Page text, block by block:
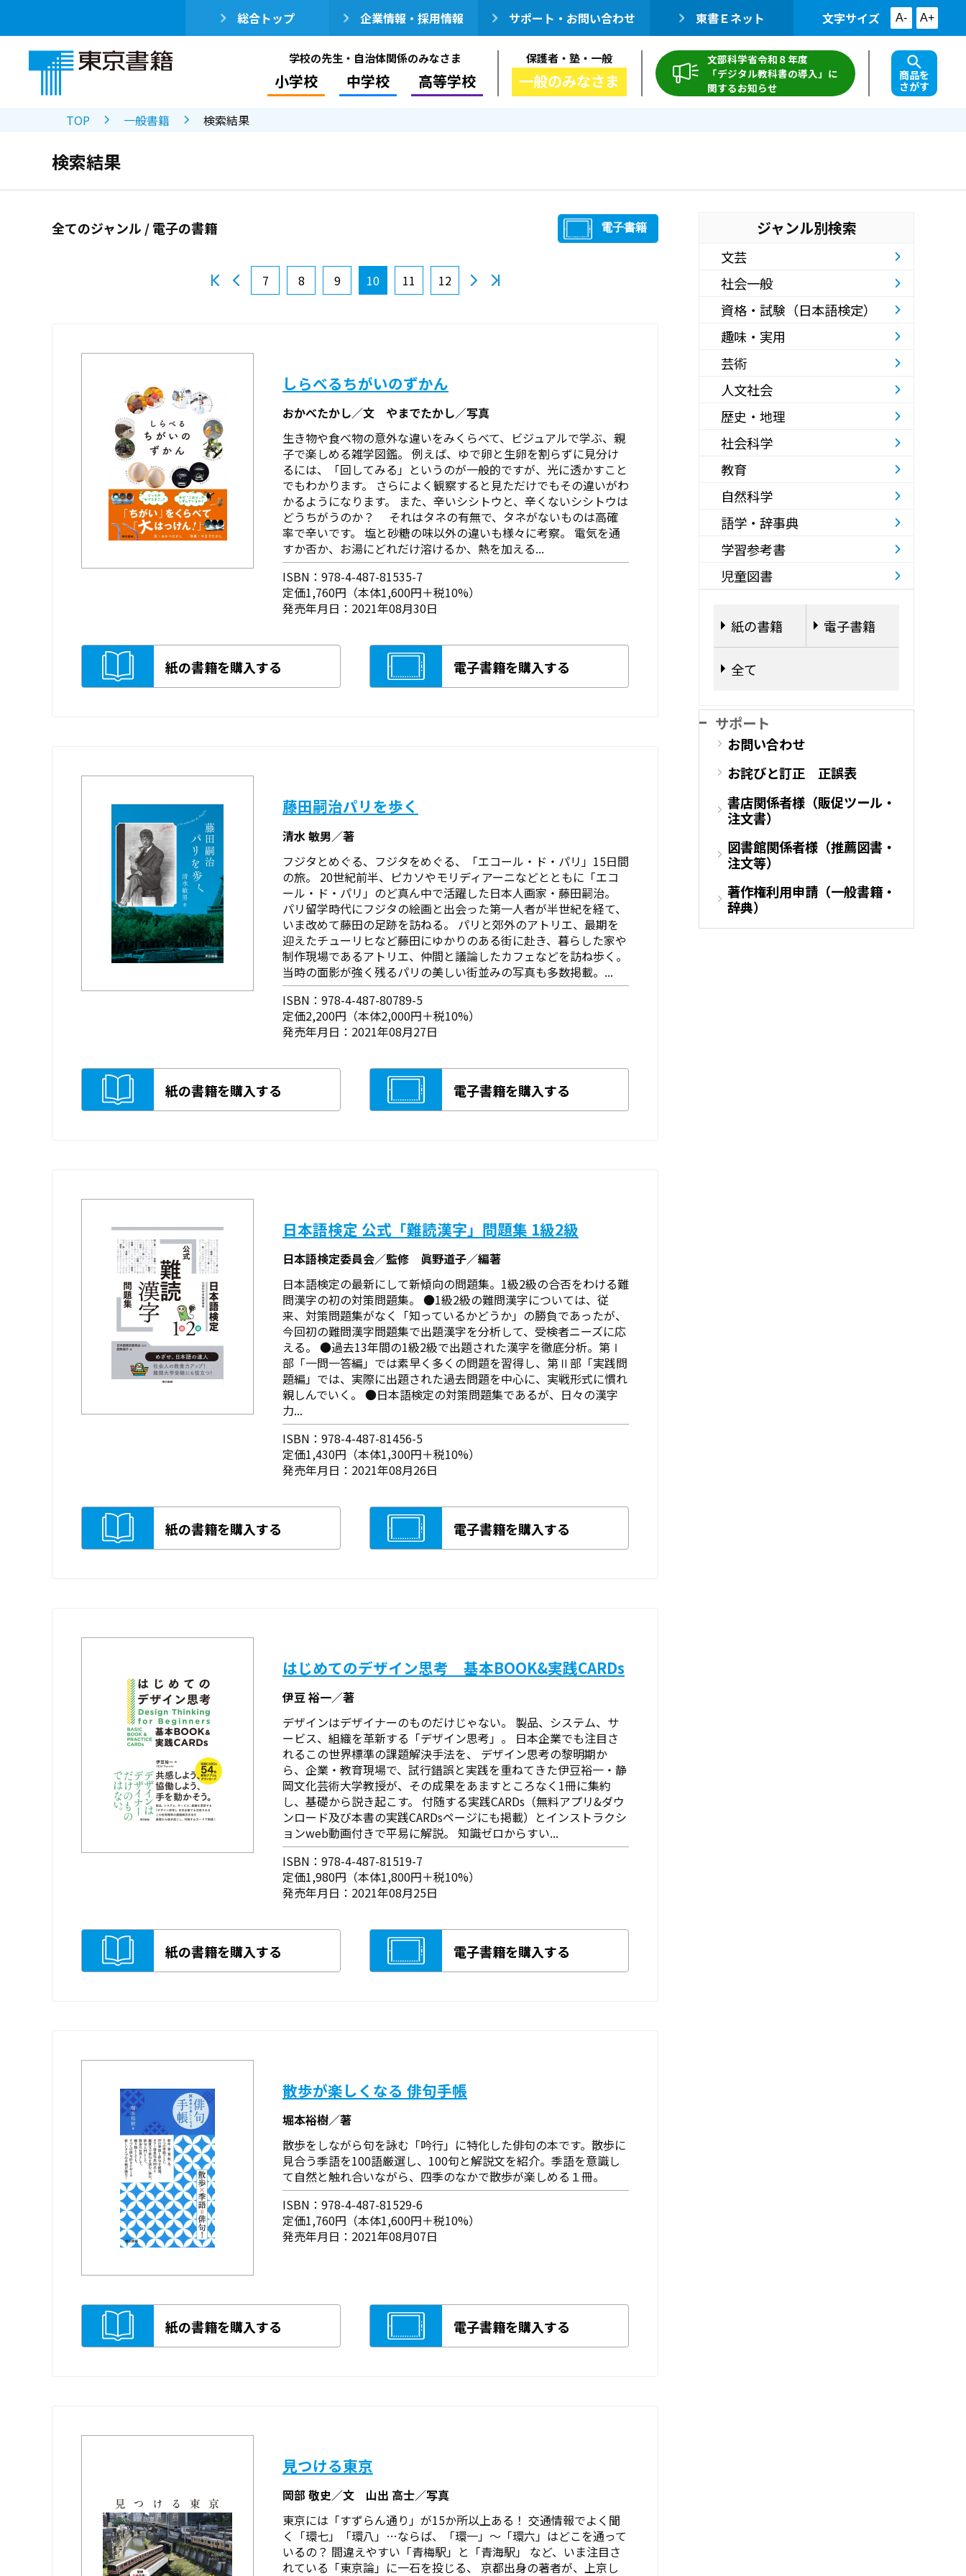
総合トップ 企業情報・採用情報 サポート・お問い合わせ 東書Ｅネット 文字サイズ A- A+
学校の先生・自治体関係のみなさま
小学校 中学校 高等学校
保護者・塾・一般
一般のみなさま
文部科学省令和８年度
「デジタル教科書の導入」に
関するお知らせ
商品を
さがす
TOP 一般書籍 検索結果
検索結果
全てのジャンル / 電子の書籍 電子書籍
7 8 9 10 11 12
しらべるちがいのずかん
おかべたかし／文 やまでたかし／写真
生き物や食べ物の意外な違いをみくらべて、ビジュアルで学ぶ、親
子で楽しめる雑学図鑑。 例えば、ゆで卵と生卵を割らずに見分け
るには、「回してみる」というのが一般的ですが、光に透かすこと
でもわかります。 さらによく観察すると見ただけでもその違いがわ
かるようになります。 また、辛いシシトウと、辛くないシシトウは
どうちがうのか？ それはタネの有無で、タネがないものは高確
率で辛いです。 塩と砂糖の味以外の違いも様々に考察。 電気を通
すか否か、お湯にどれだけ溶けるか、熱を加える...
ISBN：978-4-487-81535-7
定価1,760円（本体1,600円＋税10%）
発売年月日：2021年08月30日
紙の書籍を購入する 電子書籍を購入する
藤田嗣治パリを歩く
清水 敏男／著
フジタとめぐる、フジタをめぐる、「エコール・ド・パリ」15日間
の旅。 20世紀前半、ピカソやモリディアーニなどとともに「エコ
ール・ド・パリ」のど真ん中で活躍した日本人画家・藤田嗣治。
パリ留学時代にフジタの絵画と出会った第一人者が半世紀を経て、
いま改めて藤田の足跡を訪ねる。 パリと郊外のアトリエ、最期を
迎えたチューリヒなど藤田にゆかりのある街に赴き、暮らした家や
制作現場であるアトリエ、仲間と議論したカフェなどを訪ね歩く。
当時の面影が強く残るパリの美しい街並みの写真も多数掲載。...
ISBN：978-4-487-80789-5
定価2,200円（本体2,000円＋税10%）
発売年月日：2021年08月27日
紙の書籍を購入する 電子書籍を購入する
日本語検定 公式「難読漢字」問題集 1級2級
日本語検定委員会／監修 眞野道子／編著
日本語検定の最新にして新傾向の問題集。1級2級の合否をわける難
問漢字の初の対策問題集。 ●1級2級の難問漢字については、従
来、対策問題集がなく「知っているかどうか」の勝負であったが、
今回初の難問漢字問題集で出題漢字を分析して、受検者ニーズに応
える。 ●過去13年間の1級2級で出題された漢字を徹底分析。第Ⅰ
部「一問一答編」では素早く多くの問題を習得し、第Ⅱ部「実践問
題編」では、実際に出題された過去問題を中心に、実戦形式に慣れ
親しんでいく。 ●日本語検定の対策問題集であるが、日々の漢字
力...
ISBN：978-4-487-81456-5
定価1,430円（本体1,300円＋税10%）
発売年月日：2021年08月26日
紙の書籍を購入する 電子書籍を購入する
はじめてのデザイン思考 基本BOOK&実践CARDs
伊豆 裕一／著
デザインはデザイナーのものだけじゃない。 製品、システム、サ
ービス、組織を革新する「デザイン思考」。 日本企業でも注目さ
れるこの世界標準の課題解決手法を、 デザイン思考の黎明期か
ら、企業・教育現場で、試行錯誤と実践を重ねてきた伊豆裕一・静
岡文化芸術大学教授が、その成果をあますところなく1冊に集約
し、基礎から説き起こす。 付随する実践CARDs（無料アプリ&ダウ
ンロード及び本書の実践CARDsページにも掲載）とインストラクシ
ョンweb動画付きで平易に解説。 知識ゼロからすい...
ISBN：978-4-487-81519-7
定価1,980円（本体1,800円＋税10%）
発売年月日：2021年08月25日
紙の書籍を購入する 電子書籍を購入する
散歩が楽しくなる 俳句手帳
堀本裕樹／著
散歩をしながら句を詠む「吟行」に特化した俳句の本です。散歩に
見合う季語を100語厳選し、100句と解説文を紹介。季語を意識し
て自然と触れ合いながら、四季のなかで散歩が楽しめる１冊。
ISBN：978-4-487-81529-6
定価1,760円（本体1,600円＋税10%）
発売年月日：2021年08月07日
紙の書籍を購入する 電子書籍を購入する
見つける東京
岡部 敬史／文 山出 高士／写真
東京には「すずらん通り」が15か所以上ある！ 交通情報でよく聞
く「環七」「環八」…ならば、「環一」～「環六」はどこを通って
いるの？ 間違えやすい「青梅駅」と「青海駅」 など、いま注目さ
れている「東京論」に一石を投じる、 京都出身の著者が、上京し
ジャンル別検索
文芸
社会一般
資格・試験（日本語検定）
趣味・実用
芸術
人文社会
歴史・地理
社会科学
教育
自然科学
語学・辞事典
学習参考書
児童図書
紙の書籍 電子書籍
全て
サポート
お問い合わせ
お詫びと訂正 正誤表
書店関係者様（販促ツール・
注文書）
図書館関係者様（推薦図書・
注文等）
著作権利用申請（一般書籍・
辞典）